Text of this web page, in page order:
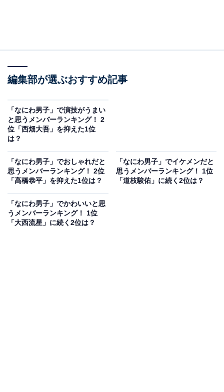
ーダーを務めている大橋さんは、明るく優しいキャラク
ターと美しい歌声が魅力的です。歌番組にてソロで歌唱
しています。
俳優業も好調で、『消しゴムをくれた女子を好きになっ
R』（テレビ朝日系）に出演中で、個性的な演技を見せ
てドラマを盛り上げています。明るい性格を生かしてバ
を集めているメンバーです。
編集部が選ぶおすすめ記事
「なにわ男子」で演技がうまい
と思うメンバーランキング！ 2
位「西畑大吾」を抑えた1位
は？
「なにわ男子」でおしゃれだと
思うメンバーランキング！ 2位
「高橋恭平」を抑えた1位は？
「なにわ男子」でイケメンだと
思うメンバーランキング！ 1位
「道枝駿佑」に続く2位は？
「なにわ男子」でかわいいと思
うメンバーランキング！ 1位
「大西流星」に続く2位は？